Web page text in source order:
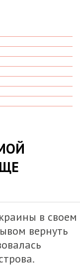
в своем
вернуть